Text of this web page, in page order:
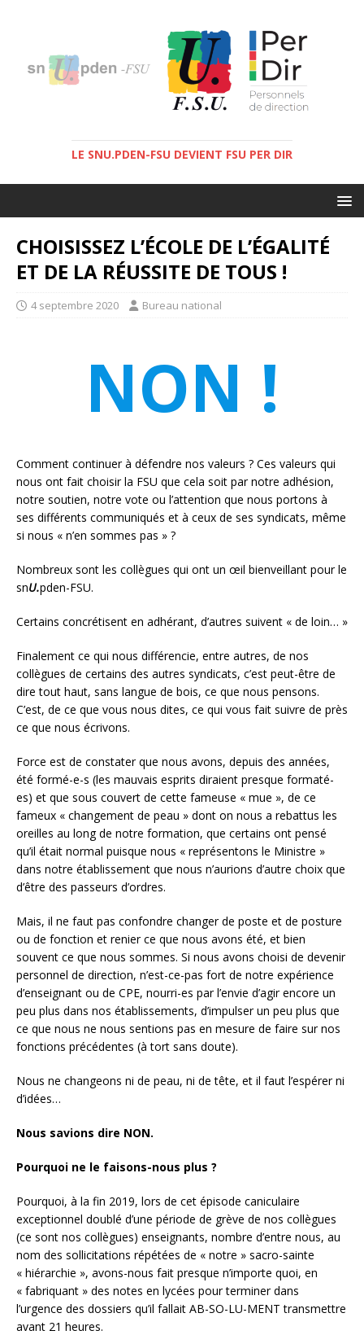
LE SNU.PDEN-FSU DEVIENT FSU PER DIR
CHOISISSEZ L’ÉCOLE DE L’ÉGALITÉ
ET DE LA RÉUSSITE DE TOUS !
4 septembre 2020 Bureau national
NON !
Comment continuer à défendre nos valeurs ? Ces valeurs qui
nous ont fait choisir la FSU que cela soit par notre adhésion,
notre soutien, notre vote ou l’attention que nous portons à
ses différents communiqués et à ceux de ses syndicats, même
si nous « n’en sommes pas » ?
Nombreux sont les collègues qui ont un œil bienveillant pour le
snU.pden-FSU.
Certains concrétisent en adhérant, d’autres suivent « de loin… »
Finalement ce qui nous différencie, entre autres, de nos
collègues de certains des autres syndicats, c’est peut-être de
dire tout haut, sans langue de bois, ce que nous pensons.
C’est, de ce que vous nous dites, ce qui vous fait suivre de près
ce que nous écrivons.
Force est de constater que nous avons, depuis des années,
été formé-e-s (les mauvais esprits diraient presque formaté-
es) et que sous couvert de cette fameuse « mue », de ce
fameux « changement de peau » dont on nous a rebattus les
oreilles au long de notre formation, que certains ont pensé
qu’il était normal puisque nous « représentons le Ministre »
dans notre établissement que nous n’aurions d’autre choix que
d’être des passeurs d’ordres.
Mais, il ne faut pas confondre changer de poste et de posture
ou de fonction et renier ce que nous avons été, et bien
souvent ce que nous sommes. Si nous avons choisi de devenir
personnel de direction, n’est-ce-pas fort de notre expérience
d’enseignant ou de CPE, nourri-es par l’envie d’agir encore un
peu plus dans nos établissements, d’impulser un peu plus que
ce que nous ne nous sentions pas en mesure de faire sur nos
fonctions précédentes (à tort sans doute).
Nous ne changeons ni de peau, ni de tête, et il faut l’espérer ni
d’idées…
Nous savions dire NON.
Pourquoi ne le faisons-nous plus ?
Pourquoi, à la fin 2019, lors de cet épisode caniculaire
exceptionnel doublé d’une période de grève de nos collègues
(ce sont nos collègues) enseignants, nombre d’entre nous, au
nom des sollicitations répétées de « notre » sacro-sainte
« hiérarchie », avons-nous fait presque n’importe quoi, en
« fabriquant » des notes en lycées pour terminer dans
l’urgence des dossiers qu’il fallait AB-SO-LU-MENT transmettre
avant 21 heures.